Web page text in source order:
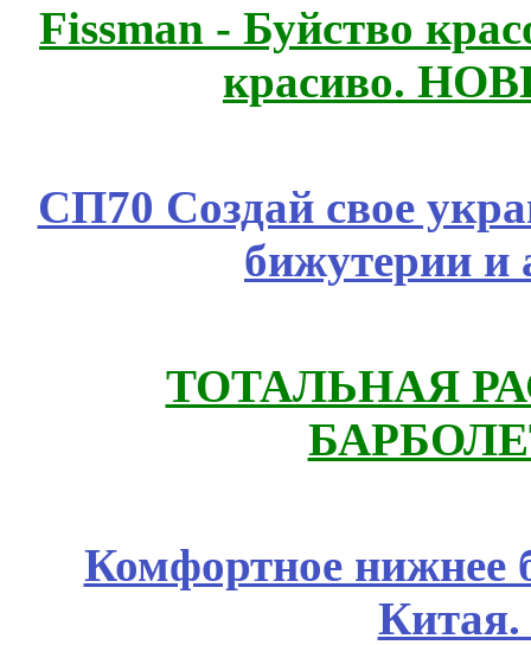
Fissmаn - Буйство
красиво.
СП70 Создай свое
бижутерии и
ТОТАЛЬНАЯ
Комфортное нижнее